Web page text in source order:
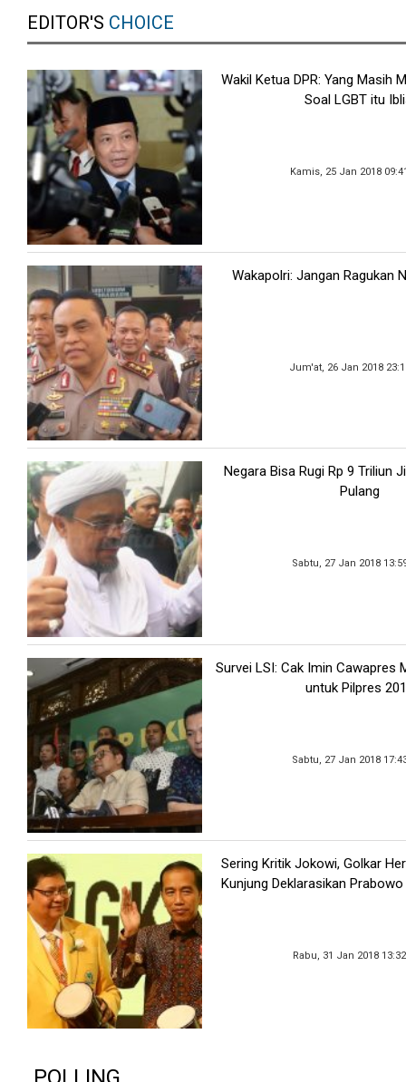
EDITOR'S CHOICE
Wakil Ketua DPR: Yang Masih
Soal LGBT itu
Kamis, 25 Jan 2018
Wakapolri: Jangan Ragukan
Jum'at, 26 Jan 2018
Negara Bisa Rugi Rp 9 Triliun
Pulang
Sabtu, 27 Jan 2018
Survei LSI: Cak Imin Cawapres
untuk Pilpres
Sabtu, 27 Jan 2018
Sering Kritik Jokowi, Golkar
Kunjung Deklarasikan
Rabu, 31 Jan 2018